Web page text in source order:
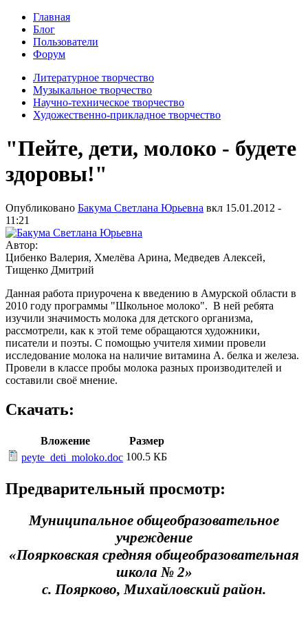
Главная
Блог
Пользователи
Форум
Литературное творчество
Музыкальное творчество
Научно-техническое творчество
Художественно-прикладное творчество
"Пейте, дети, молоко - будете
здоровы!"
Опубликовано Бакума Светлана Юрьевна вкл 15.01.2012 -
11:21
Автор:
Цибенко Валерия, Хмелёва Арина, Медведев Алексей,
Тищенко Дмитрий
Данная работа приурочена к введению в Амурской области в
2010 году программы "Школьное молоко". В ней ребята
изучили значимость молока для детского организма,
рассмотрели, как к этой теме обращаются художники,
писатели и поэты. С помощью учителя химии провели
исследование молока на наличие витамина А. белка и железа.
Провели в классе пробы молока разных производителей и
составили своё мнение.
Скачать:
Вложение
Размер
peyte_deti_moloko.doc 100.5 КБ
Предварительный просмотр:
Муниципальное общеобразовательное
учреждение
«Поярковская средняя общеобразовательная
школа № 2»
с. Поярково, Михайловский район.